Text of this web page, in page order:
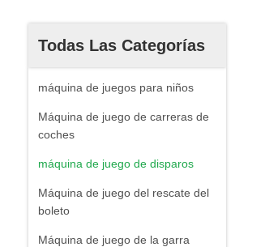
Todas Las Categorías
máquina de juegos para niños
Máquina de juego de carreras de
coches
máquina de juego de disparos
Máquina de juego del rescate del
boleto
Máquina de juego de la garra